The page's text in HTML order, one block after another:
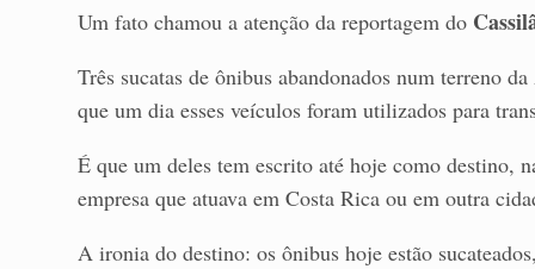
Um fato chamou a atenção da reportagem do
Três sucatas de ônibus abandonados num terreno
que um dia esses veículos foram utilizados para
É que um deles tem escrito até hoje como destino,
empresa que atuava em Costa Rica ou em outra
A ironia do destino: os ônibus hoje estão